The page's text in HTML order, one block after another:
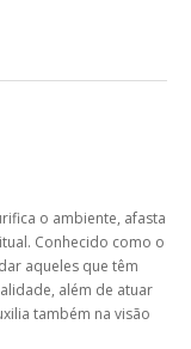
o ambiente, afasta
Conhecido como o
aqueles que têm
além de atuar
também na visão